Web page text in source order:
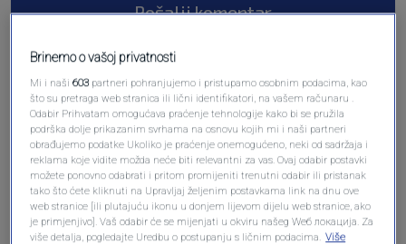
Pošalji komentar
Oglas
Brinemo o vašoj privatnosti
Mi i naši603 partneri pohranjujemo i pristupamo osobnim podacima, kao
što su pretraga web stranica ili lični identifikatori, na vašem računaru .
Odabir Prihvatam omogućava praćenje tehnologije kako bi se pružila
podrška dolje prikazanim svrhama na osnovu kojih mi i naši partneri
obrađujemo podatke Ukoliko je praćenje onemogućeno, neki od sadržaja i
reklama koje vidite možda neće biti relevantni za vas. Ovaj odabir postavki
možete ponovno odabrati i pritom promijeniti trenutni odabir ili pristanak
tako što ćete kliknuti na Upravljaj željenim postavkama link na dnu ove
web stranice [ili plutajuću ikonu u donjem lijevom dijelu web stranice, ako
je primjenjivo]. Vaš odabir će se mijenjati u okviru našeg Wеб локација. Za
više detalja, pogledajte Uredbu o postupanju s ličnim podacima. Više